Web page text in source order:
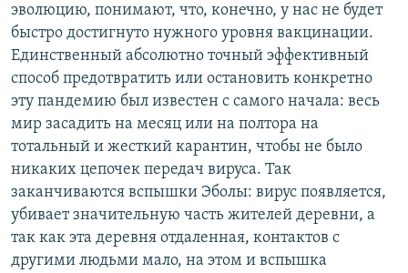
эволюцию, понимают, что, конечно, у нас не будет
быстро достигнуто нужного уровня вакцинации.
Единственный абсолютно точный эффективный
способ предотвратить или остановить конкретно
эту пандемию был известен с самого начала: весь
мир засадить на месяц или на полтора на
тотальный и жесткий карантин, чтобы не было
никаких цепочек передач вируса. Так
заканчиваются вспышки Эболы: вирус появляется,
убивает значительную часть жителей деревни, а
так как эта деревня отдаленная, контактов с
другими людьми мало, на этом и вспышка